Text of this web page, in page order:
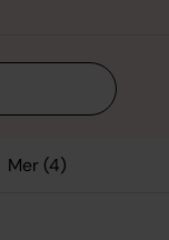
Mer (4)